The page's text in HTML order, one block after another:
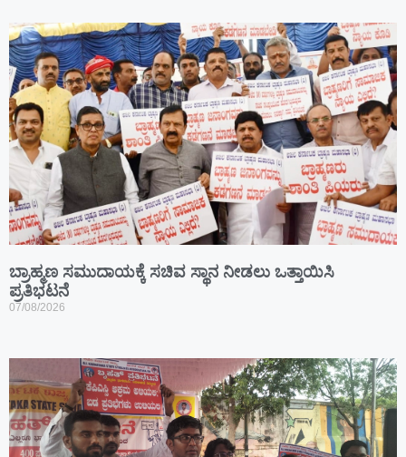
ಬ್ರಾಹ್ಮಣ ಸಮುದಾಯಕ್ಕೆ ಸಚಿವ ಸ್ಥಾನ ನೀಡಲು ಒತ್ತಾಯಿಸಿ
ಪ್ರತಿಭಟನೆ
07/08/2026